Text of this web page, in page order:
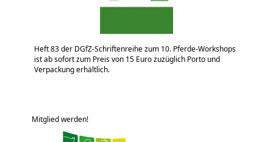
Heft 83 der DGfZ-Schriftenreihe zum 10. Pferde-Workshops
ist ab sofort zum Preis von 15 Euro zuzüglich Porto und
Verpackung erhältlich.
Mitglied werden!